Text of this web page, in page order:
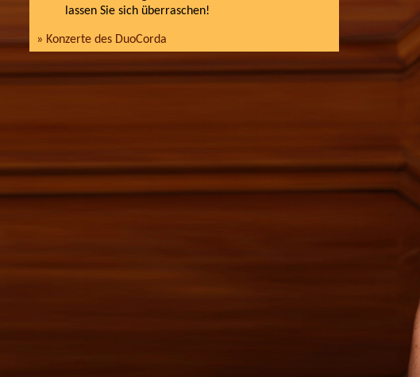
lassen Sie sich überraschen!
» Konzerte des DuoCorda